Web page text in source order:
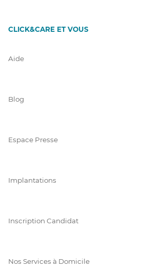
CLICK&CARE ET VOUS
Aide
Blog
Espace Presse
Implantations
Inscription Candidat
Nos Services à Domicile